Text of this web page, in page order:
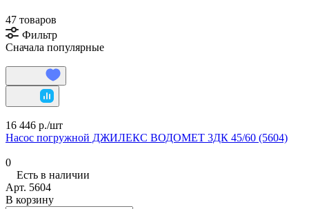
47 товаров
Фильтр
Сначала популярные
16 446 р./шт
Насос погружной ДЖИЛЕКС ВОДОМЕТ 3ДК 45/60 (5604)
0
Есть в наличии
Арт. 5604
В корзину